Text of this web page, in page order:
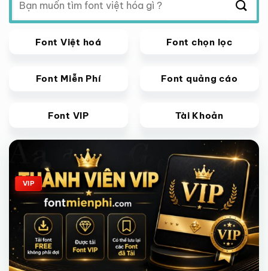
kiếm:
Font Việt hoá Font chọn lọc
Font Miễn Phí Font quảng cáo
Font VIP Tài Khoản
Giảm giá!
VIP